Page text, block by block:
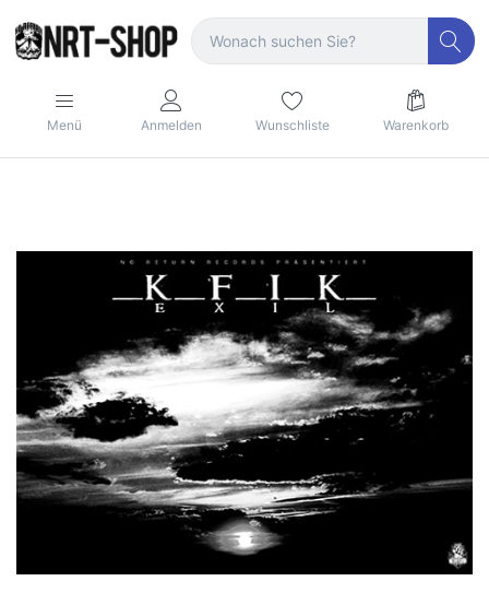
Menü Anmelden Wunschliste Warenkorb